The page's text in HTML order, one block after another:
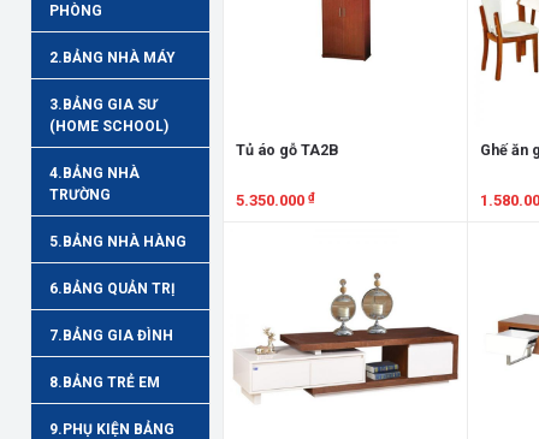
PHÒNG
2.BẢNG NHÀ MÁY
3.BẢNG GIA SƯ
(HOME SCHOOL)
4.BẢNG NHÀ
TRƯỜNG
5.BẢNG NHÀ HÀNG
6.BẢNG QUẢN TRỊ
7.BẢNG GIA ĐÌNH
8.BẢNG TRẺ EM
9.PHỤ KIỆN BẢNG
Tủ áo gỗ TA2B
5.350.000 ₫
Ghế ăn